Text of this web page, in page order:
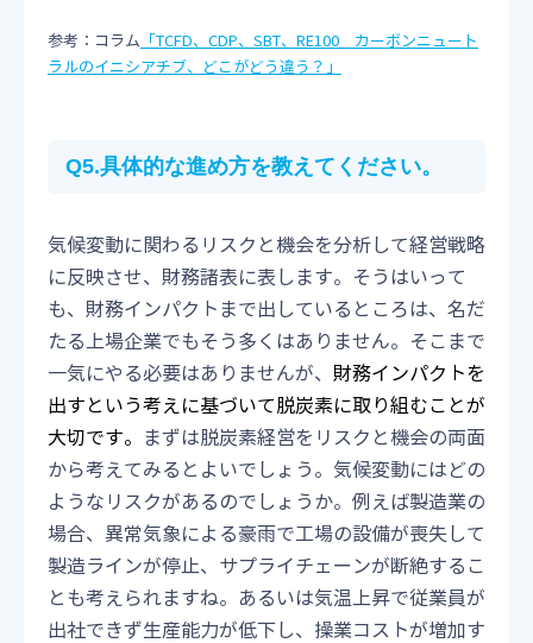
参考：コラム 「TCFD、CDP、SBT、RE100 カーボンニュート
ラルのイニシアチブ、どこがどう違う？」
Q5.具体的な進め方を教えてください。
気候変動に関わるリスクと機会を分析して経営戦略
に反映させ、財務諸表に表します。そうはいって
も、財務インパクトまで出しているところは、名だ
たる上場企業でもそう多くはありません。そこまで
一気にやる必要はありませんが、 財務インパクトを
出すという考えに基づいて脱炭素に取り組むことが
大切です。
まずは脱炭素経営をリスクと機会の両面
から考えてみるとよいでしょう。気候変動にはどの
ようなリスクがあるのでしょうか。例えば製造業の
場合、異常気象による豪雨で工場の設備が喪失して
製造ラインが停止、サプライチェーンが断絶するこ
とも考えられますね。あるいは気温上昇で従業員が
出社できず生産能力が低下し、操業コストが増加す